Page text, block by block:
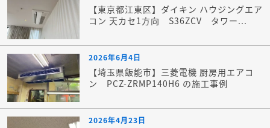
【東京都江東区】ダイキン ハウジングエア
コン 天カセ1方向 S36ZCV タワー...
2026年6月4日
【埼玉県飯能市】三菱電機 厨房用エアコ
ン PCZ-ZRMP140H6 の施工事例
2026年4月23日